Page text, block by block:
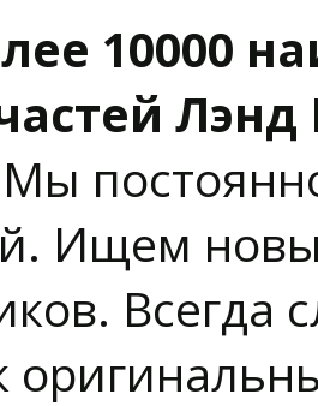
10000
Лэнд
Мы
Ищем
Всегда